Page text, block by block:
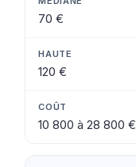
70 €
120 €
10 800 à 28 800 €